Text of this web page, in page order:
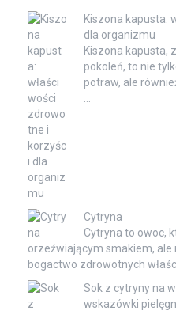
Kiszona kapusta:
dla organizmu
Kiszona kapusta,
pokoleń, to nie
potraw, ale
Cytryna
Cytryna to owoc,
orzeźwiającym smakiem, ale
bogactwo zdrowotnych
Sok z cytryny na
wskazówki